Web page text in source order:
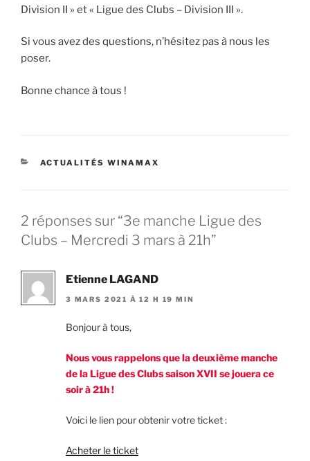
Division II » et « Ligue des Clubs – Division III ».
Si vous avez des questions, n’hésitez pas à nous les
poser.
Bonne chance à tous !
CATÉGORIES
ACTUALITÉS WINAMAX
2 réponses sur “3e manche Ligue des
Clubs – Mercredi 3 mars à 21h”
Etienne LAGAND
3 MARS 2021 À 12 H 19 MIN
Bonjour à tous,
Nous vous rappelons que la deuxième manche
de la Ligue des Clubs saison XVII se jouera ce
soir à 21h !
Voici le lien pour obtenir votre ticket :
Acheter le ticket